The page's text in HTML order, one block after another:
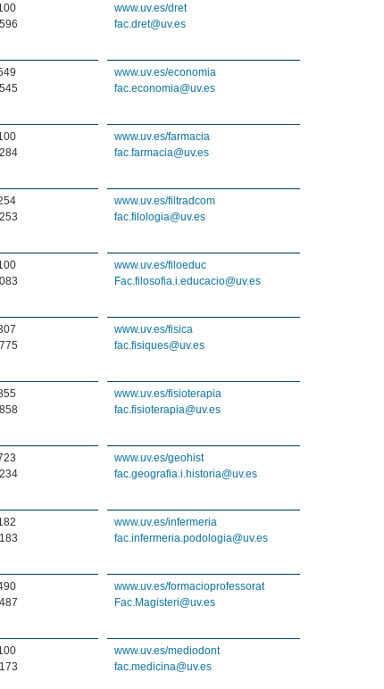
www.uv.es/dret
fac.dret@uv.es
www.uv.es/economia
fac.economia@uv.es
www.uv.es/farmacia
fac.farmacia@uv.es
www.uv.es/filtradcom
fac.filologia@uv.es
www.uv.es/filoeduc
Fac.filosofia.i.educacio@uv.es
www.uv.es/fisica
fac.fisiques@uv.es
www.uv.es/fisioterapia
fac.fisioterapia@uv.es
www.uv.es/geohist
fac.geografia.i.historia@uv.es
www.uv.es/infermeria
fac.infermeria.podologia@uv.es
www.uv.es/formacioprofessorat
Fac.Magisteri@uv.es
www.uv.es/mediodont
fac.medicina@uv.es